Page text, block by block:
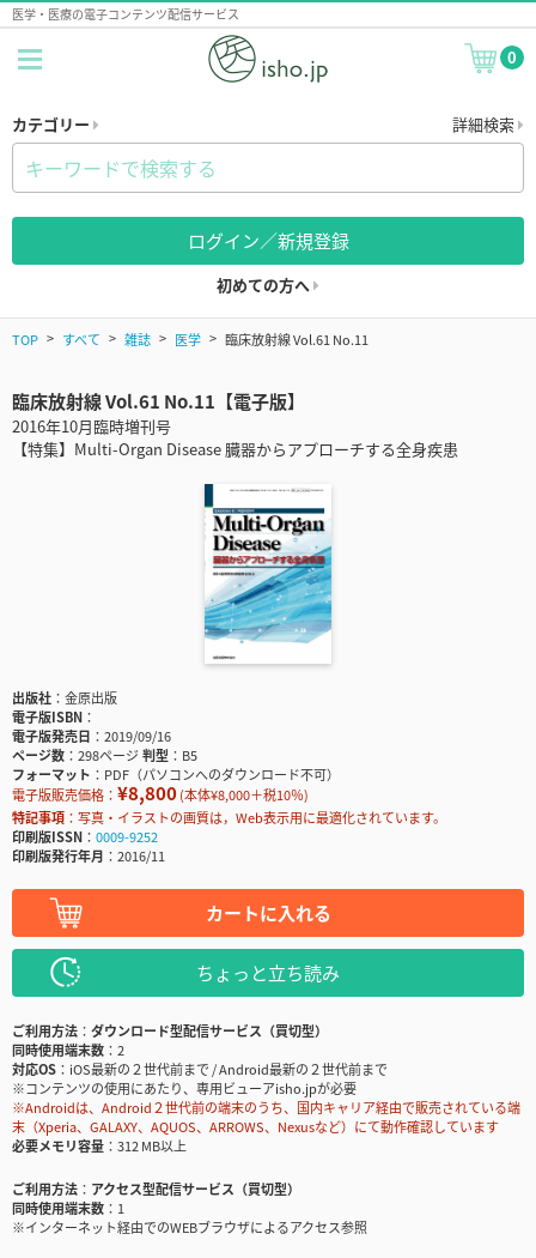
医学・医療の電子コンテンツ配信サービス
0
カテゴリー 詳細検索
ログイン／新規登録
初めての方へ
TOP すべて 雑誌 医学 臨床放射線 Vol.61 No.11
臨床放射線 Vol.61 No.11【電子版】
2016年10月臨時増刊号
【特集】Multi-Organ Disease 臓器からアプローチする全身疾患
出版社
金原出版
電子版ISBN
電子版発売日
2019/09/16
ページ数
298ページ判型
B5
フォーマット
PDF（パソコンへのダウンロード不可）
電子版販売価格： ¥8,800(本体¥8,000＋税10％)
特記事項
写真・イラストの画質は，Web表示用に最適化されています。
印刷版ISSN
0009-9252
印刷版発行年月
2016/11
カートに入れる
ちょっと立ち読み
ご利用方法
ダウンロード型配信サービス（買切型）
同時使用端末数
2
対応OS
iOS最新の２世代前まで / Android最新の２世代前まで
※コンテンツの使用にあたり、専用ビューアisho.jpが必要
※Androidは、Android２世代前の端末のうち、国内キャリア経由で販売されている端
末（Xperia、GALAXY、AQUOS、ARROWS、Nexusなど）にて動作確認しています
必要メモリ容量
312 MB以上
ご利用方法
アクセス型配信サービス（買切型）
同時使用端末数
1
※インターネット経由でのWEBブラウザによるアクセス参照